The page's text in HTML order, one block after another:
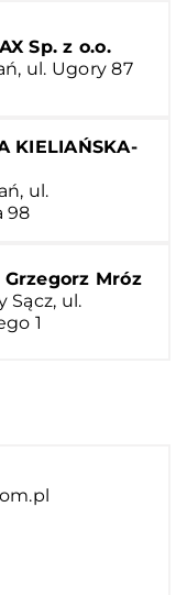
Sp. z o.o.
ul. Ugory 87
KIELIAŃSKA-
ul.
98
Mróz
Sącz, ul.
1